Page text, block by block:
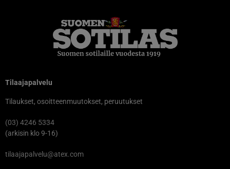
Tilaajapalvelu
Tilaukset, osoitteenmuutokset, peruutukset
(03) 4246 5334
(arkisin klo 9-16)
tilaajapalvelu@atex.com